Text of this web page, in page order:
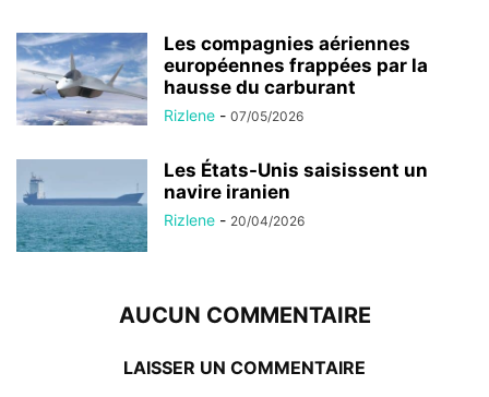
Les compagnies aériennes
européennes frappées par la
hausse du carburant
Rizlene - 07/05/2026
Les États-Unis saisissent un
navire iranien
Rizlene - 20/04/2026
AUCUN COMMENTAIRE
LAISSER UN COMMENTAIRE